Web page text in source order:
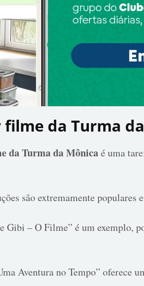
da Turma
da Turma da Mônicaé uma
são extremamente populares
Gibi – O Filme” é um exemplo,
Aventura no Tempo” oferece